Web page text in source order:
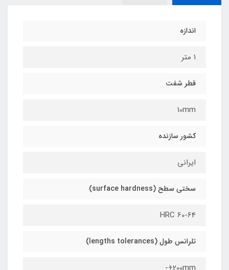
اندازه
1 متر
قطر شفت
10mm
کشور سازنده
ایرانی
سختی سطح (surface hardness)
HRC 60-64
تلرانس طول (lengths tolerances)